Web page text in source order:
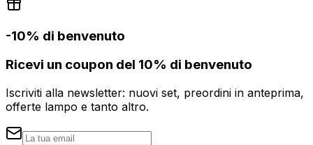
-10% di benvenuto
Ricevi un coupon del 10% di benvenuto
Iscriviti alla newsletter: nuovi set, preordini in anteprima,
offerte lampo e tanto altro.